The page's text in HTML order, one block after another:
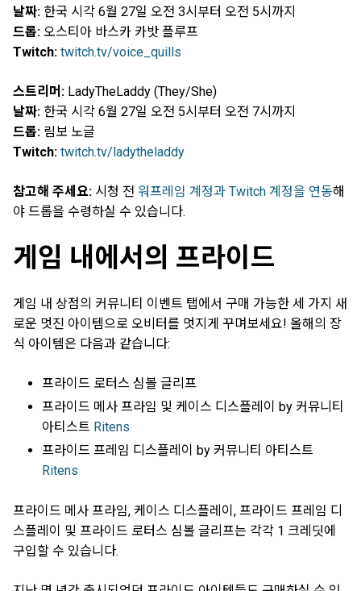
날짜: 한국 시각 6월 27일 오전 3시부터 오전 5시까지
드롭: 오스티아 바스카 카밧 플루프
Twitch: twitch.tv/voice_quills
스트리머: LadyTheLaddy (They/She)
날짜: 한국 시각 6월 27일 오전 5시부터 오전 7시까지
드롭: 림보 노글
Twitch: twitch.tv/ladytheladdy
참고해 주세요: 시청 전 워프레임 계정과 Twitch 계정을 연동해
야 드롭을 수령하실 수 있습니다.
게임 내에서의 프라이드
게임 내 상점의 커뮤니티 이벤트 탭에서 구매 가능한 세 가지 새
로운 멋진 아이템으로 오비터를 멋지게 꾸며보세요! 올해의 장
식 아이템은 다음과 같습니다:
프라이드 로터스 심볼 글리프
프라이드 메사 프라임 및 케이스 디스플레이 by 커뮤니티
아티스트 Ritens
프라이드 프레임 디스플레이 by 커뮤니티 아티스트
Ritens
프라이드 메사 프라임, 케이스 디스플레이, 프라이드 프레임 디
스플레이 및 프라이드 로터스 심볼 글리프는 각각 1 크레딧에
구입할 수 있습니다.